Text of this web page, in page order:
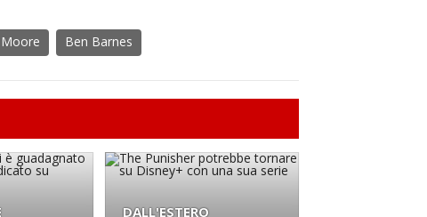
Moore Ben Barnes
DALL'ESTERO